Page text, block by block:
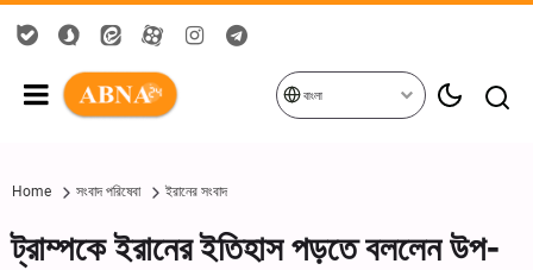
বাংলা
Home সংবাদ পরিষেবা ইরানের সংবাদ
ট্রাম্পকে ইরানের ইতিহাস পড়তে বললেন উপ-